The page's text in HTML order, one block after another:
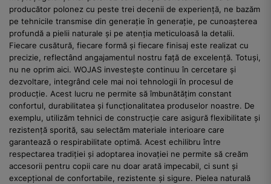
producător polonez cu peste trei decenii de experiență, ne bazăm
pe tehnicile transmise din generație în generație, pe cunoașterea
profundă a pielii naturale și pe atenția meticuloasă la detalii.
Fiecare cusătură, fiecare formă și fiecare finisaj este realizat cu
precizie, reflectând angajamentul nostru față de excelență. Totuși,
nu ne oprim aici. WOJAS investește continuu în cercetare și
dezvoltare, integrând cele mai noi tehnologii în procesul de
producție. Acest lucru ne permite să îmbunătățim constant
confortul, durabilitatea și funcționalitatea produselor noastre. De
exemplu, utilizăm tehnici de construcție care asigură flexibilitate și
rezistență sporită, sau selectăm materiale interioare care
garantează o respirabilitate optimă. Acest echilibru între
respectarea tradiției și adoptarea inovației ne permite să creăm
accesorii pentru copii care nu doar arată impecabil, ci sunt și
excepțional de confortabile, rezistente și sigure. Pielea naturală